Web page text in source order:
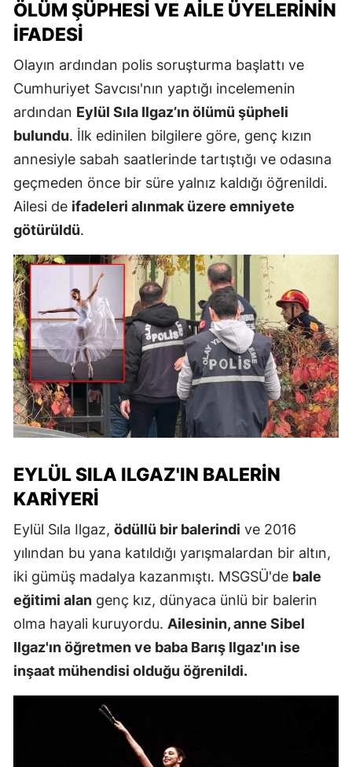
ÖLÜM ŞÜPHESI VE AILE ÜYELERININ
İFADESI
Olayın ardından polis soruşturma başlattı ve
Cumhuriyet Savcısı'nın yaptığı incelemenin
ardından Eylül Sıla Ilgaz’ın ölümü şüpheli
bulundu. İlk edinilen bilgilere göre, genç kızın
annesiyle sabah saatlerinde tartıştığı ve odasına
geçmeden önce bir süre yalnız kaldığı öğrenildi.
Ailesi de ifadeleri alınmak üzere emniyete
götürüldü.
EYLÜL SILA ILGAZ'IN BALERIN
KARIYERI
Eylül Sıla Ilgaz, ödüllü bir balerindi ve 2016
yılından bu yana katıldığı yarışmalardan bir altın,
iki gümüş madalya kazanmıştı. MSGSÜ'de bale
eğitimi alan genç kız, dünyaca ünlü bir balerin
olma hayali kuruyordu. Ailesinin, anne Sibel
Ilgaz'ın öğretmen ve baba Barış Ilgaz'ın ise
inşaat mühendisi olduğu öğrenildi.